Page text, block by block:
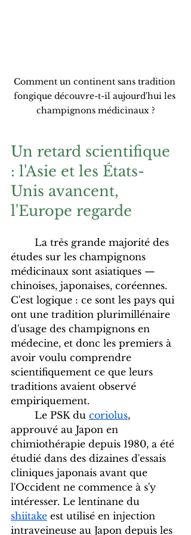
Comment un continent sans tradition
fongique découvre-t-il aujourd'hui les
champignons médicinaux ?
Un retard scientifique
: l'Asie et les États-
Unis avancent,
l'Europe regarde
études sur les champignons
médicinaux sont asiatiques —
chinoises, japonaises, coréennes.
C'est logique : ce sont les pays qui
ont une tradition plurimillénaire
d'usage des champignons en
médecine, et donc les premiers à
avoir voulu comprendre
scientifiquement ce que leurs
traditions avaient observé
empiriquement.
	Le PSK du
coriolus,
approuvé au Japon en
chimiothérapie depuis 1980, a été
étudié dans des dizaines d'essais
cliniques japonais avant que
l'Occident ne commence à s'y
intéresser. Le lentinane du
shiitake est utilisé en injection
intraveineuse au Japon depuis les